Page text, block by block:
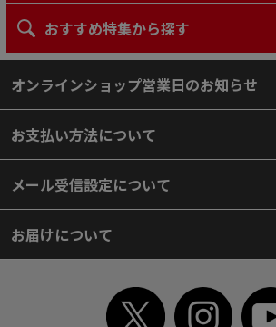
おすすめ特集から探す
オンラインショップ営業日のお知らせ
お支払い方法について
メール受信設定について
お届けについて